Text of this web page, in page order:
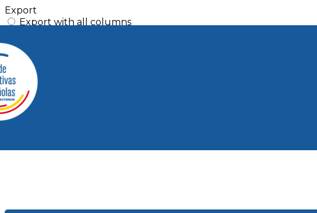
Export
Export with all columns
Menu
?>
Home page images
Edit